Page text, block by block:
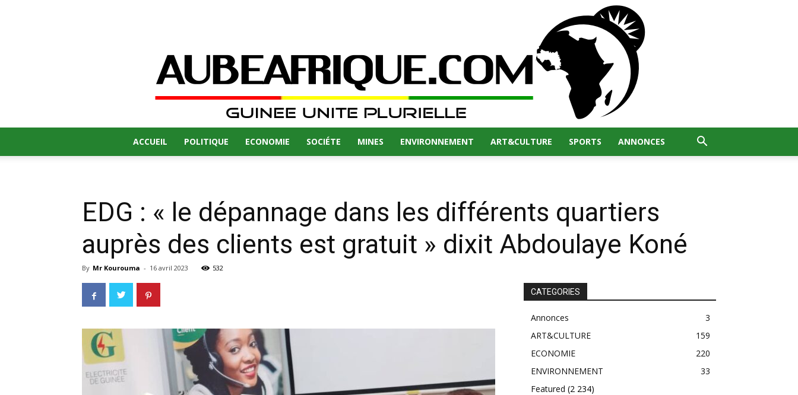
ACCUEIL POLITIQUE ECONOMIE SOCIÉTE MINES ENVIRONNEMENT ART&CULTURE SPORTS ANNONCES
EDG : « le dépannage dans les différents quartiers
auprès des clients est gratuit » dixit Abdoulaye Koné
By Mr Kourouma - 16 avril 2023 532
CATEGORIES
Annonces
3
ART&CULTURE
159
ECONOMIE
220
ENVIRONNEMENT
33
Featured (2 234)